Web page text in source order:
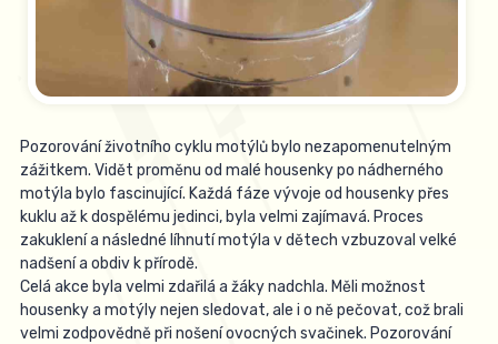
Pozorování životního cyklu motýlů bylo nezapomenutelným
zážitkem. Vidět proměnu od malé housenky po nádherného
motýla bylo fascinující. Každá fáze vývoje od housenky přes
kuklu až k dospělému jedinci, byla velmi zajímavá. Proces
zakuklení a následné líhnutí motýla v dětech vzbuzoval velké
nadšení a obdiv k přírodě.
Celá akce byla velmi zdařilá a žáky nadchla. Měli možnost
housenky a motýly nejen sledovat, ale i o ně pečovat, což brali
velmi zodpovědně při nošení ovocných svačinek. Pozorování